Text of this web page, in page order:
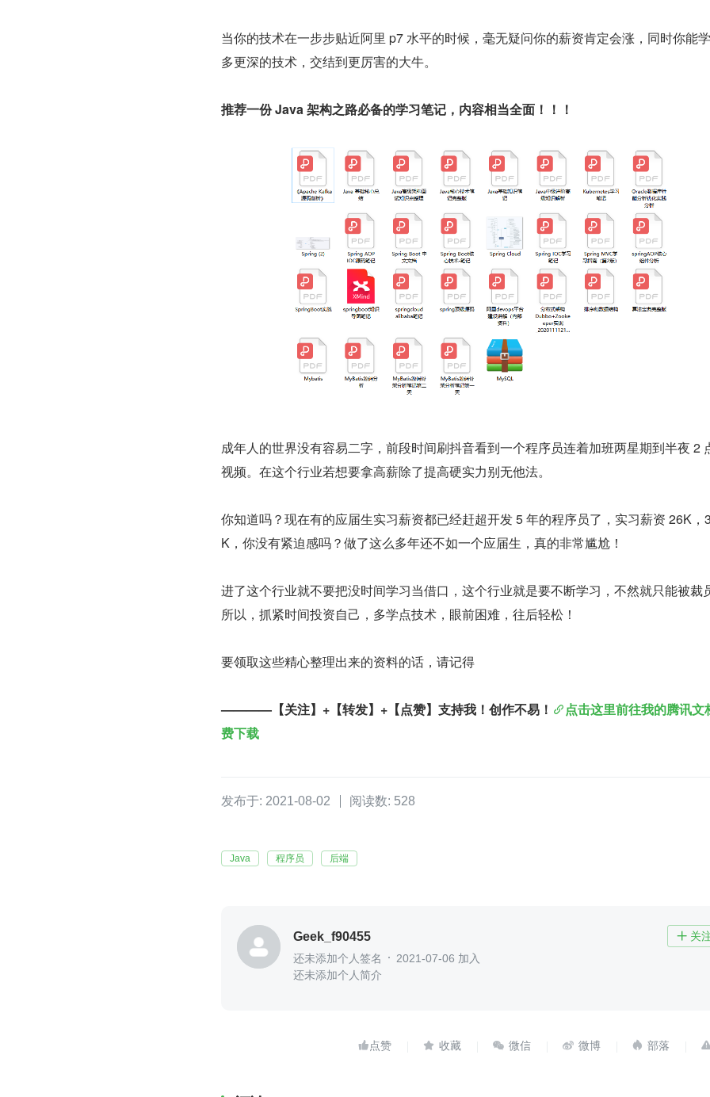
当你的技术在一步步贴近阿里 p7 水平的时候，毫无疑问你的薪资肯定会涨，同时你能
多更深的技术，交结到更厉害的大牛。
推荐一份 Java 架构之路必备的学习笔记，内容相当全面！！！
成年人的世界没有容易二字，前段时间刷抖音看到一个程序员连着加班两星期到半夜 2
视频。在这个行业若想要拿高薪除了提高硬实力别无他法。
你知道吗？现在有的应届生实习薪资都已经赶超开发 5 年的程序员了，实习薪资 26K，
K，你没有紧迫感吗？做了这么多年还不如一个应届生，真的非常尴尬！
进了这个行业就不要把没时间学习当借口，这个行业就是要不断学习，不然就只能被裁
所以，抓紧时间投资自己，多学点技术，眼前困难，往后轻松！
要领取这些精心整理出来的资料的话，请记得
————【关注】+【转发】+【点赞】支持我！创作不易！
点击这里前往我的腾讯文
费下载
发布于: 2021-08-02 阅读数: 528
Java 程序员 后端
Geek_f90455  关
还未添加个人签名
2021-07-06 加入
还未添加个人简介
    